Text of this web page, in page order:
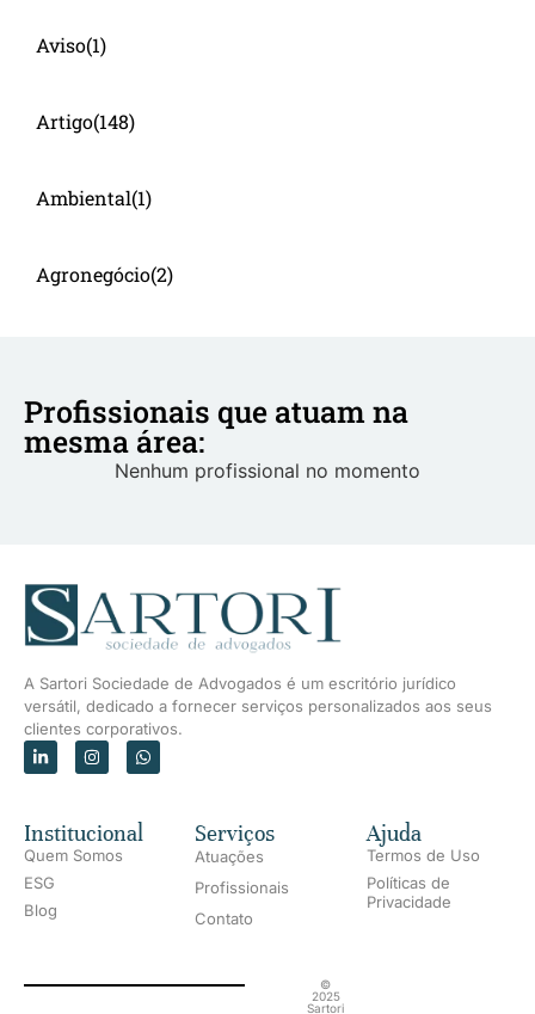
Aviso(1)
Artigo(148)
Ambiental(1)
Agronegócio(2)
Profissionais que atuam na
mesma área:
Nenhum profissional no momento
A Sartori Sociedade de Advogados é um escritório jurídico
versátil, dedicado a fornecer serviços personalizados aos seus
clientes corporativos.
Institucional
Quem Somos
ESG
Blog
Serviços
Atuações
Profissionais
Contato
Ajuda
Termos de Uso
Políticas de
Privacidade
©
2025
Sartori